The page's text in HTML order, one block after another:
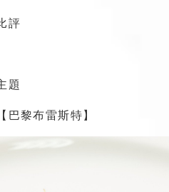
評
題
黎布雷斯特】